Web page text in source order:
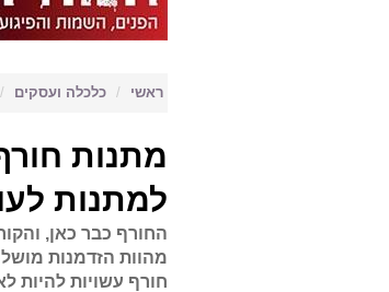
ראשי כלכלה ועסקים
מתנות
למתנות
החורף כבר כאן,
מהוות הזדמנות
חורף עשויות להיות